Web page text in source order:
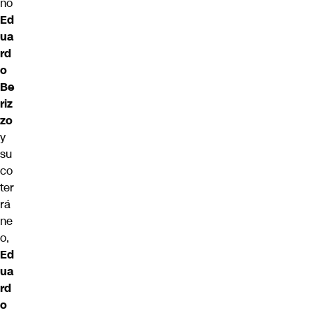
no
Ed
ua
rd
o
Be
riz
zo
y
su
co
ter
rá
ne
o,
Ed
ua
rd
o